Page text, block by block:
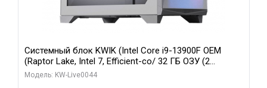
Системный блок KWIK (Intel Core i9-13900F OEM
(Raptor Lake, Intel 7, Efficient-co/ 32 ГБ ОЗУ (2
модуля)/ Gigabyte RTX5070Ti AERO OC 16GB GDDR7
Модель: KW-Live0044